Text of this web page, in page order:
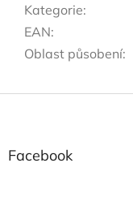
Kategorie:
EAN:
Oblast působení:
Facebook